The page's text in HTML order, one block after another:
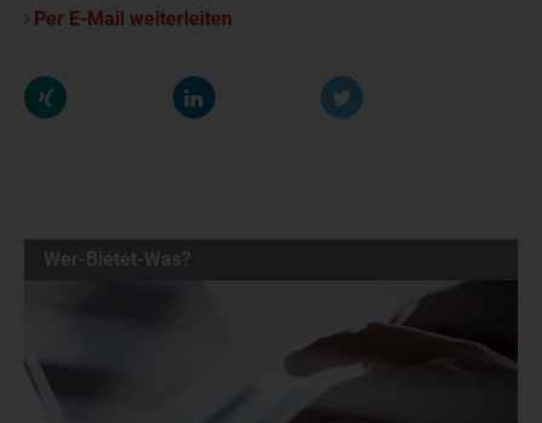
Per E-Mail weiterleiten
Wer-Bietet-Was?